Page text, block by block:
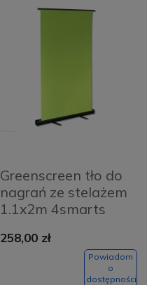
Greenscreen tło do
nagrań ze stelażem
1.1x2m 4smarts
258,00 zł
Powiadom
o
dostępności